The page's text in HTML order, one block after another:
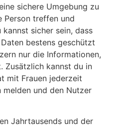
sichere Umgebung zu
Person treffen und
sicher sein, dass
bestens geschützt
nur die Informationen,
Zusätzlich kannst du in
mit Frauen jederzeit
melden und den Nutzer
Jahrtausends und der